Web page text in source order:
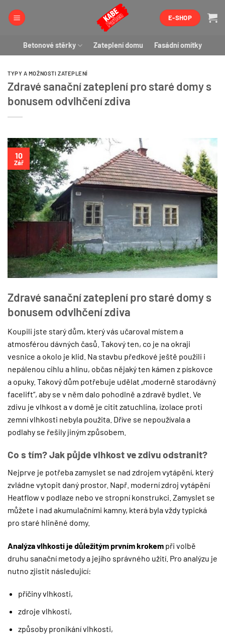
E-SHOP
Betonové stěrky Zateplení domu Fasádní omítky
TYPY A MOŽNOSTI ZATEPLENÍ
Zdravé sanační zateplení pro staré domy s
bonusem odvlhčení zdiva
10
Zář
Zdravé sanační zateplení pro staré domy s
bonusem odvlhčení zdiva
Koupili jste starý dům, který vás učaroval místem a
atmosférou dávných časů. Takový ten, co je na okraji
vesnice a okolo je klid. Na stavbu předkové ještě použili i
nepálenou cihlu a hlínu, občas nějaký ten kámen z pískovce
a opuky. Takový dům potřebuje udělat „moderně starodávný
facelift“, aby se v něm dalo pohodlně a zdravě bydlet. Ve
zdivu je vlhkost a v domě je citit zatuchlina, izolace proti
zemní vlhkosti nebyla použita. Dříve se nepoužívala a
podlahy se řešily jiným způsobem.
Co s tím? Jak půjde vlhkost ve zdivu odstranit?
Nejprve je potřeba zamyslet se nad zdrojem vytápění, který
zvládne vytopit daný prostor. Např. moderní zdroj vytápění
Heatflow v podlaze nebo ve stropní konstrukci. Zamyslet se
můžete i nad akumulačními kamny, která byla vždy typická
pro staré hliněné domy.
Analýza vlhkosti je důležitým prvním krokem při volbě
druhu sanační metody a jejího správného užití. Pro analýzu je
nutno zjistit následující:
příčiny vlhkosti,
zdroje vlhkosti,
způsoby pronikání vlhkosti,